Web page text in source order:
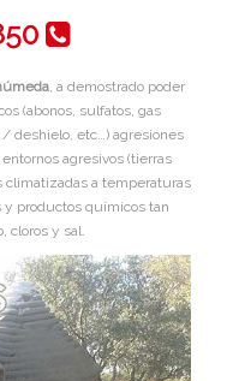
, a demostrado poder
(abonos, sulfatos, gas
/ deshielo, etc…) agresiones
agresivos (tierras
a temperaturas
y productos químicos tan
cloros y sal.